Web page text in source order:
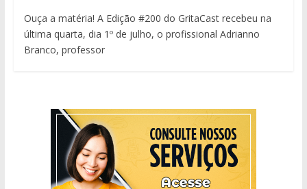
Ouça a matéria! A Edição #200 do GritaCast recebeu na
última quarta, dia 1º de julho, o profissional Adrianno
Branco, professor